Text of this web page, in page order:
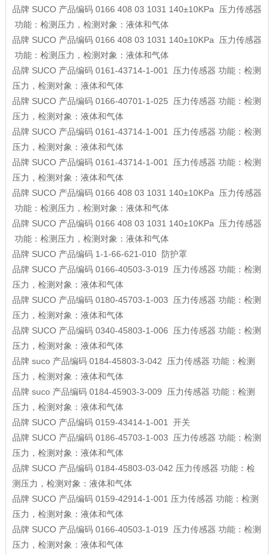
品牌 SUCO 产品编码 0166 408 03 1031 140±10KPa
压力传感器
功能：检测压力，检测对象：液体和气体
品牌 SUCO 产品编码 0166 408 03 1031 140±10KPa
压力传感器
功能：检测压力，检测对象：液体和气体
品牌 SUCO 产品编码 0161-43714-1-001 压力传感器 功能：检测
压力，检测对象：液体和气体
品牌 SUCO 产品编码 0166-40701-1-025 压力传感器 功能：检测
压力，检测对象：液体和气体
品牌 SUCO 产品编码 0161-43714-1-001 压力传感器 功能：检测
压力，检测对象：液体和气体
品牌 SUCO 产品编码 0161-43714-1-001 压力传感器 功能：检测
压力，检测对象：液体和气体
品牌 SUCO 产品编码 0166 408 03 1031 140±10KPa
压力传感器
功能：检测压力，检测对象：液体和气体
品牌 SUCO 产品编码 0166 408 03 1031 140±10KPa
压力传感器
功能：检测压力，检测对象：液体和气体
品牌 SUCO 产品编码 1-1-66-621-010
防护罩
品牌 SUCO 产品编码 0166-40503-3-019 压力传感器 功能：检测
压力，检测对象：液体和气体
品牌 SUCO 产品编码 0180-45703-1-003 压力传感器 功能：检测
压力，检测对象：液体和气体
品牌 SUCO 产品编码 0340-45803-1-006 压力传感器 功能：检测
压力，检测对象：液体和气体
品牌 suco 产品编码 0184-45803-3-042 压力传感器 功能：检测
压力，检测对象：液体和气体
品牌 suco 产品编码 0184-45903-3-009 压力传感器 功能：检测
压力，检测对象：液体和气体
品牌 SUCO 产品编码 0159-43414-1-001
开关
品牌 SUCO 产品编码 0186-45703-1-003 压力传感器 功能：检测
压力，检测对象：液体和气体
品牌 SUCO 产品编码 0184-45803-03-042 压力传感器 功能：检
测压力，检测对象：液体和气体
品牌 SUCO 产品编码 0159-42914-1-001 压力传感器 功能：检测
压力，检测对象：液体和气体
品牌 SUCO 产品编码 0166-40503-1-019 压力传感器 功能：检测
压力，检测对象：液体和气体